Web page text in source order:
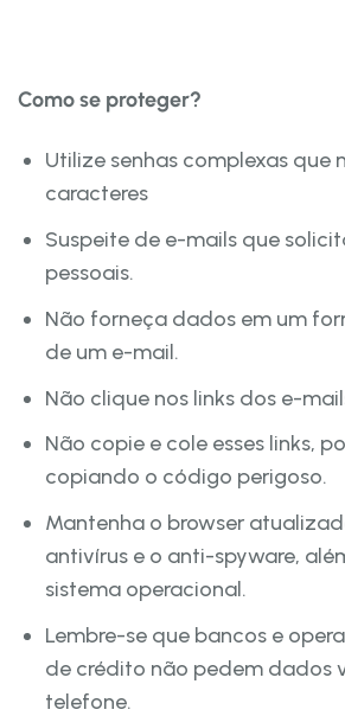
Como se proteger?
Utilize senhas complexas que
caracteres
Suspeite de e-mails que
pessoais.
Não forneça dados em um
de um e-mail.
Não clique nos links dos e-
Não copie e cole esses links,
copiando o código perigoso.
Mantenha o browser
antivírus e o anti-spyware,
sistema operacional.
Lembre-se que bancos e
de crédito não pedem dados
telefone.